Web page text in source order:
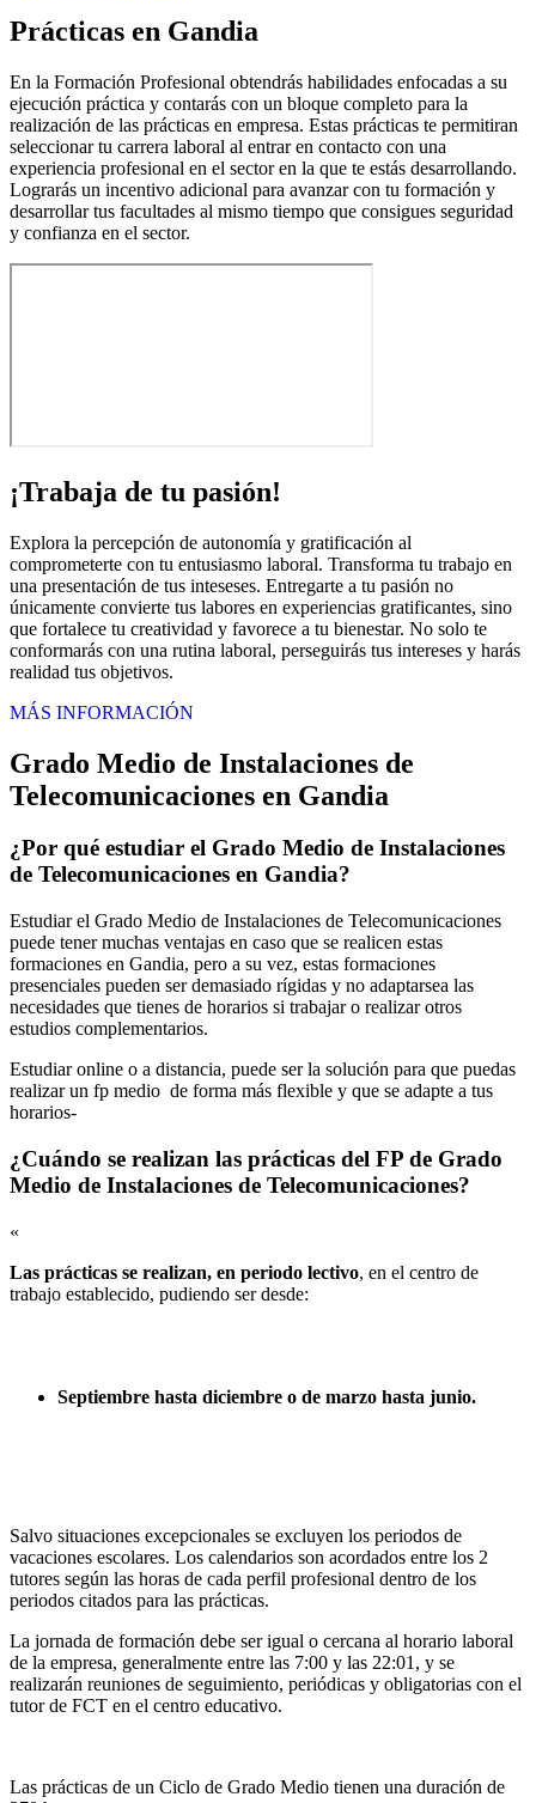
Prácticas en Gandia
En la Formación Profesional obtendrás habilidades enfocadas a su
ejecución práctica y contarás con un bloque completo para la
realización de las prácticas en empresa. Estas prácticas te permitiran
seleccionar tu carrera laboral al entrar en contacto con una
experiencia profesional en el sector en la que te estás desarrollando.
Lograrás un incentivo adicional para avanzar con tu formación y
desarrollar tus facultades al mismo tiempo que consigues seguridad
y confianza en el sector.
¡Trabaja de tu pasión!
Explora la percepción de autonomía y gratificación al
comprometerte con tu entusiasmo laboral. Transforma tu trabajo en
una presentación de tus inteseses. Entregarte a tu pasión no
únicamente convierte tus labores en experiencias gratificantes, sino
que fortalece tu creatividad y favorece a tu bienestar. No solo te
conformarás con una rutina laboral, perseguirás tus intereses y harás
realidad tus objetivos.
MÁS INFORMACIÓN
Grado Medio de Instalaciones de
Telecomunicaciones en Gandia
¿Por qué estudiar el Grado Medio de Instalaciones
de Telecomunicaciones en Gandia?
Estudiar el Grado Medio de Instalaciones de Telecomunicaciones
puede tener muchas ventajas en caso que se realicen estas
formaciones en Gandia, pero a su vez, estas formaciones
presenciales pueden ser demasiado rígidas y no adaptarsea las
necesidades que tienes de horarios si trabajar o realizar otros
estudios complementarios.
Estudiar online o a distancia, puede ser la solución para que puedas
realizar un fp medio de forma más flexible y que se adapte a tus
horarios-
¿Cuándo se realizan las prácticas del FP de Grado
Medio de Instalaciones de Telecomunicaciones?
«
Las prácticas se realizan, en periodo lectivo, en el centro de
trabajo establecido, pudiendo ser desde:
Septiembre hasta diciembre o de marzo hasta junio.
Salvo situaciones excepcionales se excluyen los periodos de
vacaciones escolares. Los calendarios son acordados entre los 2
tutores según las horas de cada perfil profesional dentro de los
periodos citados para las prácticas.
La jornada de formación debe ser igual o cercana al horario laboral
de la empresa, generalmente entre las 7:00 y las 22:01, y se
realizarán reuniones de seguimiento, periódicas y obligatorias con el
tutor de FCT en el centro educativo.
Las prácticas de un Ciclo de Grado Medio tienen una duración de